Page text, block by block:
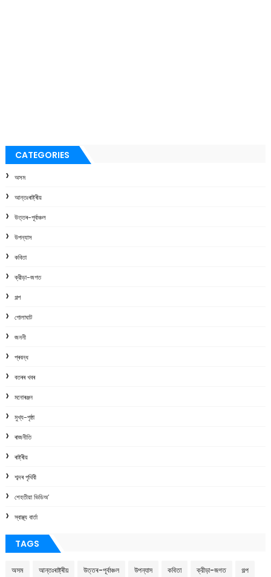
CATEGORIES
অসম
আন্তঃৰাষ্ট্ৰীয়
উত্তৰ-পূৰ্বাঞ্চল
উপন্যাস
কবিতা
ক্রীড়া-জগত
গল্প
গোলাঘাট
জননী
প্ৰবন্ধ
বতৰৰ খবৰ
মনোৰঞ্জন
মুখ্য-পৃষ্ঠা
ৰাজনীতি
ৰাষ্ট্ৰীয়
শব্দৰ পৃথিবী
শেহতীয়া ভিডিঅ’
স্বাস্থ্য বাৰ্তা
TAGS
অসম আন্তঃৰাষ্ট্ৰীয় উত্তৰ-পূৰ্বাঞ্চল উপন্যাস কবিতা ক্রীড়া-জগত গল্প